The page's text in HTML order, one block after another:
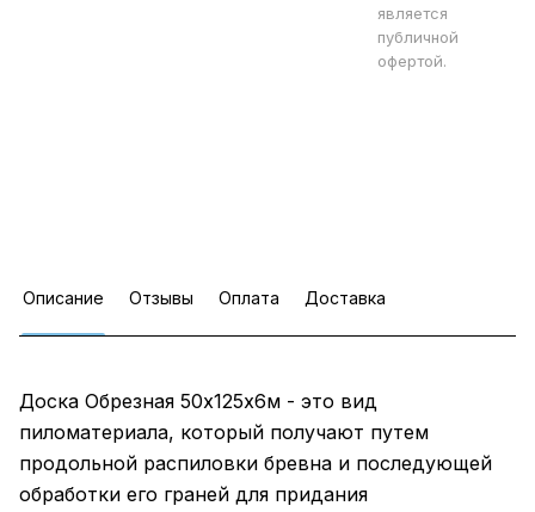
является
публичной
офертой.
Описание Отзывы Оплата Доставка
Доска Обрезная 50х125х6м - это вид
пиломатериала, который получают путем
продольной распиловки бревна и последующей
обработки его граней для придания